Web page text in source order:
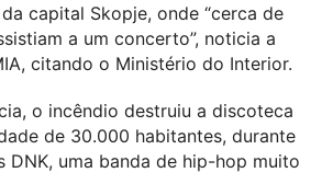
capital Skopje, onde “cerca de
a um concerto”, noticia a
citando o Ministério do Interior.
o incêndio destruiu a discoteca
de 30.000 habitantes, durante
DNK, uma banda de hip-hop muito